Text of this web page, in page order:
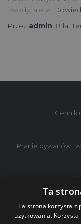
i wody, ale w
Przez admin, 8 lat
Cennik
Pranie dywanów i
Sprzątanie
Ta
Ta strona korzysta z
użytkowania.